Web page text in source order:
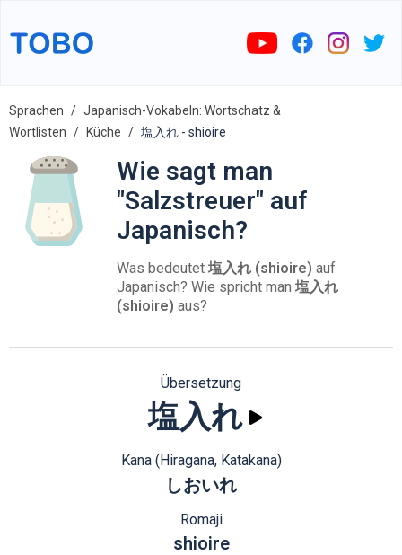
Sprachen
Japanisch-Vokabeln: Wortschatz &
Wortlisten
Küche 塩入れ - shioire
Wie sagt man
"Salzstreuer" auf
Japanisch?
Was bedeutet 塩入れ (shioire) auf
Japanisch? Wie spricht man 塩入れ
(shioire) aus?
Übersetzung
塩入れ
Kana (Hiragana, Katakana)
しおいれ
Romaji
shioire